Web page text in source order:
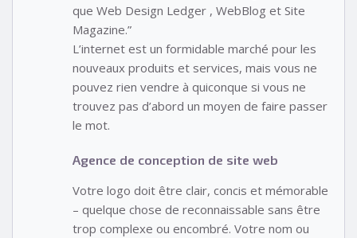
que Web Design Ledger , WebBlog et Site
Magazine.”
L’internet est un formidable marché pour les
nouveaux produits et services, mais vous ne
pouvez rien vendre à quiconque si vous ne
trouvez pas d’abord un moyen de faire passer
le mot.
Agence de conception de site web
Votre logo doit être clair, concis et mémorable
– quelque chose de reconnaissable sans être
trop complexe ou encombré. Votre nom ou